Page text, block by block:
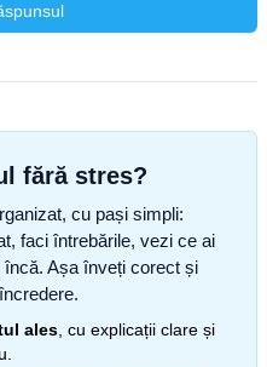
fără stres?
cu pași simpli:
faci întrebările, vezi ce ai
Așa înveți corect și
ales , cu explicații clare și